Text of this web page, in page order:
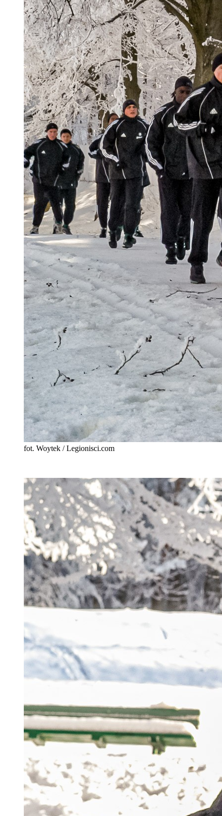
fot. Woytek / Legionisci.com